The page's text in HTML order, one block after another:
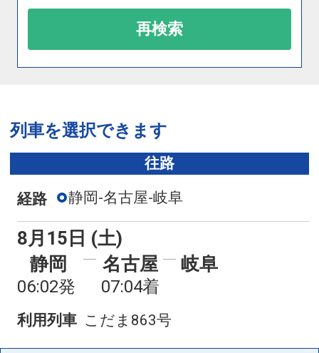
再検索
列車を選択できます
往路
経路 静岡-名古屋-岐阜
8月15日 (土)
静岡
06:02発
名古屋
07:04着
岐阜
利用列車 こだま863号